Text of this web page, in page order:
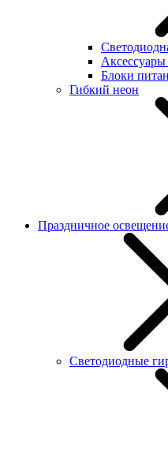
Блоки
Гибкий неон
Праздничное
Светодиодные